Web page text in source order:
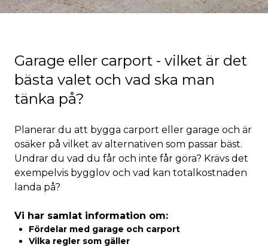
Garage eller carport - vilket är det
bästa valet och vad ska man
tänka på?
Planerar du att bygga carport eller garage och är
osäker på vilket av alternativen som passar bäst.
Undrar du vad du får och inte får göra? Krävs det
exempelvis bygglov och vad kan totalkostnaden
landa på?
Vi har samlat information om:
Fördelar med garage och carport
Vilka regler som gäller